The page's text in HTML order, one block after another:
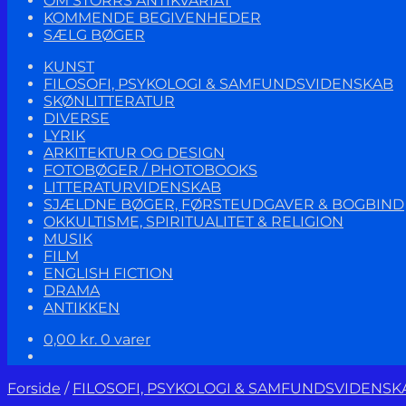
KOMMENDE BEGIVENHEDER
SÆLG BØGER
KUNST
FILOSOFI, PSYKOLOGI & SAMFUNDSVIDENSKAB
SKØNLITTERATUR
DIVERSE
LYRIK
ARKITEKTUR OG DESIGN
FOTOBØGER / PHOTOBOOKS
LITTERATURVIDENSKAB
SJÆLDNE BØGER, FØRSTEUDGAVER & BOGBIND
OKKULTISME, SPIRITUALITET & RELIGION
MUSIK
FILM
ENGLISH FICTION
DRAMA
ANTIKKEN
0,00 kr. 0 varer
Forside / FILOSOFI, PSYKOLOGI &